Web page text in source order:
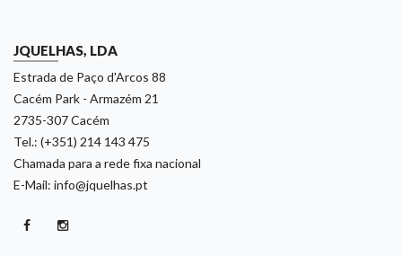
JQUELHAS, LDA
Estrada de Paço d'Arcos 88
Cacém Park - Armazém 21
2735-307 Cacém
Tel.: (+351) 214 143 475
Chamada para a rede fixa nacional
E-Mail: info@jquelhas.pt